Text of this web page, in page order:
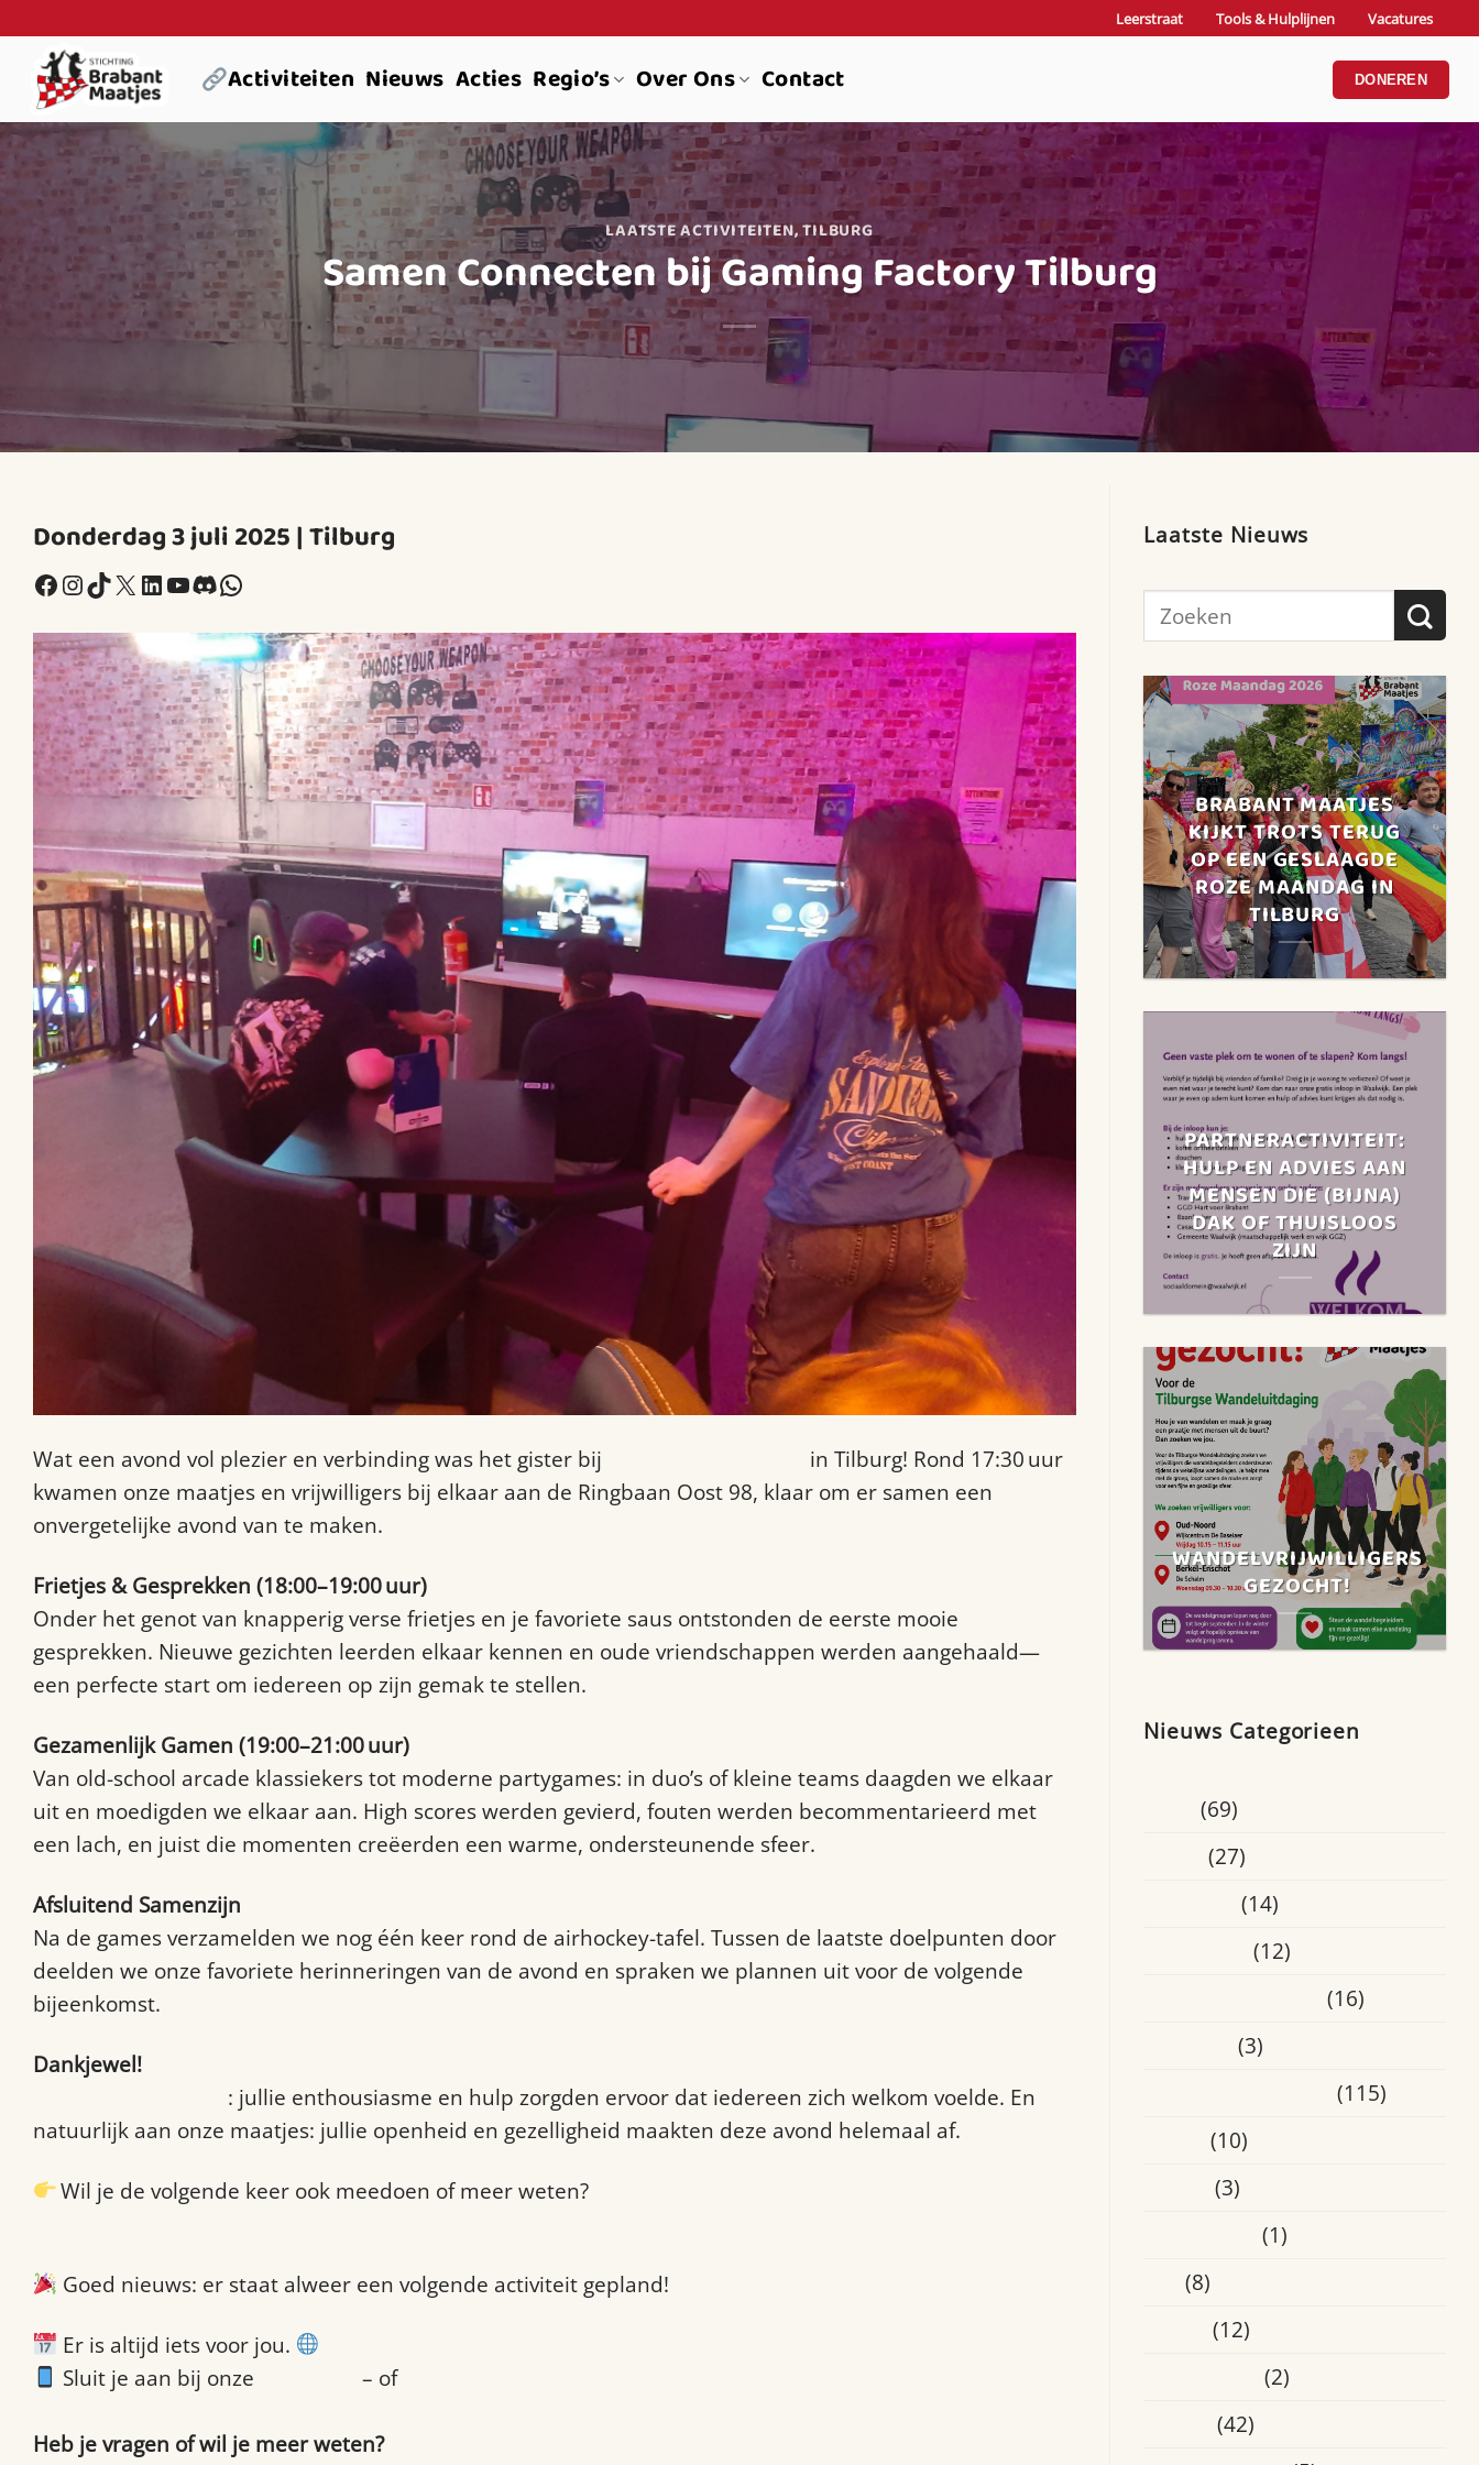
inhoud
Leerstraat Tools & Hulplijnen Vacatures
Activiteiten Nieuws Acties Regio’s Over Ons Contact DONEREN
LAATSTE ACTIVITEITEN,TILBURG
Samen Connecten bij Gaming Factory Tilburg
Donderdag 3 juli 2025 | Tilburg
Facebook
Instagram
TikTok
X LinkedIn
YouTube
Discord
WhatsApp
Wat een avond vol plezier en verbinding was het gister bij
in Tilburg! Rond 17:30 uur
kwamen onze maatjes en vrijwilligers bij elkaar aan de Ringbaan Oost 98, klaar om er samen een
onvergetelijke avond van te maken.
Frietjes & Gesprekken (18:00–19:00 uur)
Onder het genot van knapperig verse frietjes en je favoriete saus ontstonden de eerste mooie
gesprekken. Nieuwe gezichten leerden elkaar kennen en oude vriendschappen werden aangehaald—
een perfecte start om iedereen op zijn gemak te stellen.
Gezamenlijk Gamen (19:00–21:00 uur)
Van old-school arcade klassiekers tot moderne partygames: in duo’s of kleine teams daagden we elkaar
uit en moedigden we elkaar aan. High scores werden gevierd, fouten werden becommentarieerd met
een lach, en juist die momenten creëerden een warme, ondersteunende sfeer.
Afsluitend Samenzijn
Na de games verzamelden we nog één keer rond de airhockey-tafel. Tussen de laatste doelpunten door
deelden we onze favoriete herinneringen van de avond en spraken we plannen uit voor de volgende
bijeenkomst.
Dankjewel!
: jullie enthousiasme en hulp zorgden ervoor dat iedereen zich welkom voelde. En
natuurlijk aan onze maatjes: jullie openheid en gezelligheid maakten deze avond helemaal af.
Wil je de volgende keer ook meedoen of meer weten?
Goed nieuws: er staat alweer een volgende activiteit gepland!
Er is altijd iets voor jou.
Sluit je aan bij onze
– of
Heb je vragen of wil je meer weten?
Laatste Nieuws
BRABANT MAATJES
KIJKT TROTS TERUG
OP EEN GESLAAGDE
ROZE MAANDAG IN
TILBURG
PARTNERACTIVITEIT:
HULP EN ADVIES AAN
MENSEN DIE (BIJNA)
DAK OF THUISLOOS
ZIJN
WANDELVRIJWILLIGERS
GEZOCHT!
Nieuws Categorieen
(69)
(27)
(14)
(12)
(16)
(3)
(115)
(10)
(3)
(1)
(8)
(12)
(2)
(42)